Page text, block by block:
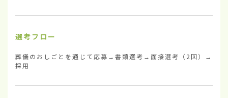
選考フロー
葬儀のおしごとを通じて応募→書類選考→面接選考（2回）→
採用